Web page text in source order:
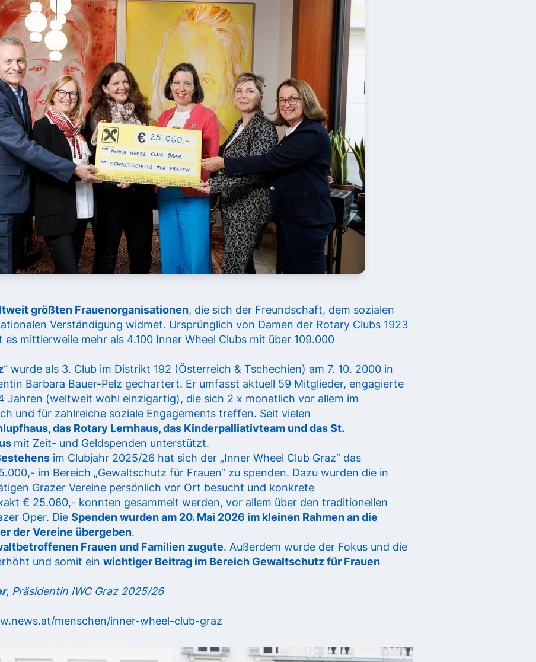
größten Frauenorganisationen, die sich der Freundschaft, dem sozialen
Verständigung widmet. Ursprünglich von Damen der Rotary Clubs 1923
mittlerweile mehr als 4.100 Inner Wheel Clubs mit über 109.000
“ wurde als 3. Club im Distrikt 192 (Österreich & Tschechien) am 7. 10. 2000 in
Barbara Bauer-Pelz gechartert. Er umfasst aktuell 59 Mitglieder, engagierte
Jahren (weltweit wohl einzigartig), die sich 2 x monatlich vor allem im
und für zahlreiche soziale Engagements treffen. Seit vielen
das Rotary Lernhaus, das Kinderpalliativteam und das St.
mit Zeit- und Geldspenden unterstützt.
im Clubjahr 2025/26 hat sich der „Inner Wheel Club Graz“ das
im Bereich „Gewaltschutz für Frauen“ zu spenden. Dazu wurden die in
Grazer Vereine persönlich vor Ort besucht und konkrete
€ 25.060,- konnten gesammelt werden, vor allem über den traditionellen
Oper. Die Spenden wurden am 20. Mai 2026 im kleinen Rahmen an die
der Vereine übergeben.
Frauen und Familien zugute. Außerdem wurde der Fokus und die
und somit ein wichtiger Beitrag im Bereich Gewaltschutz für Frauen
, Präsidentin IWC Graz 2025/26
menschen/inner-wheel-club-graz